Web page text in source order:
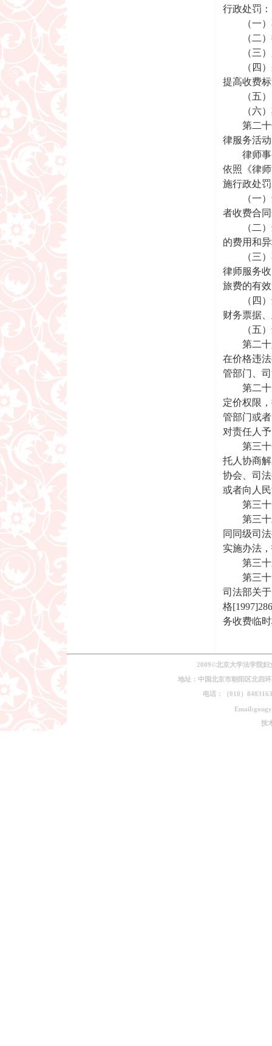
行政处罚：
（一）不
（二）
（三）
（四）采
提高收费
（五）以
（六）
第二十七
律服务活
律师事务
依照《律
施行政处
（一）违
者收费合
（二）违
的费用和
（三）不
律师服务
旅费的有
（四）违
财务票据
（五）违
第二十八
在价格违
管部门、
第二十九
定价权限
管部门或
对责任人
第三十条
托人协商
协会、司
或者向人
第三十一
第三十二
同同级司
实施办法
第三十三
第三十四
司法部关
格
务收费临
2009©北京大学法学院
地址：中国北京市朝阳区北四
电话：（010）
技